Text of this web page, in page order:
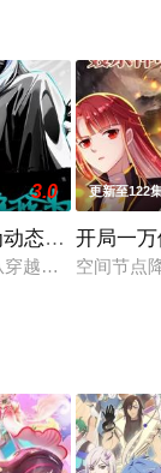
格格在城里闹
3.0
态漫画
越后本着苟命的
更新至122
开局一
空间节点